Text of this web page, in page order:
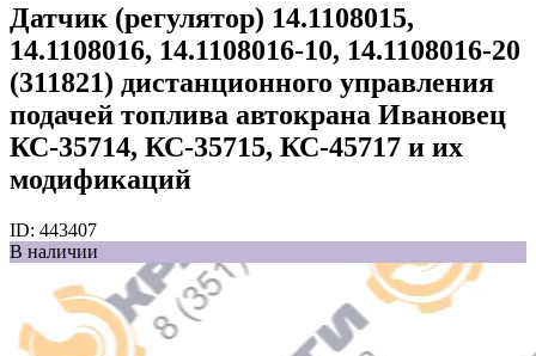
Датчик (регулятор) 14.1108015,
14.1108016, 14.1108016-10, 14.1108016-20
(311821) дистанционного управления
подачей топлива автокрана Ивановец
КС-35714, КС-35715, КС-45717 и их
модификаций
ID: 443407
В наличии